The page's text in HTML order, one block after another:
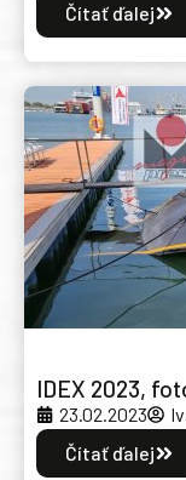
Čítať ďalej
IDEX 2023,
23.02.2023
Čítať ďalej